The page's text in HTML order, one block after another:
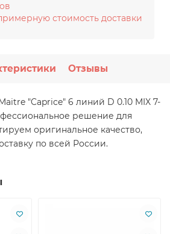
стоимость доставки
Отзывы
"Caprice" 6 линий D 0.10 MIX 7-
решение для
оригинальное качество,
по всей России.